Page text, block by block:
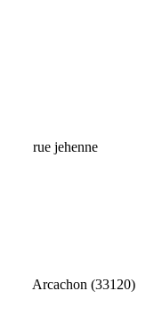
rue jehenne
Arcachon (33120)